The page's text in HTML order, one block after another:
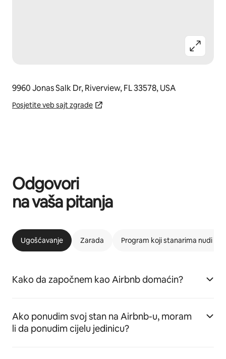
9960 Jonas Salk Dr, Riverview, FL 33578, USA
Posjetite veb sajt zgrade
Odgovori
na vaša pitanja
Ugošćavanje Zarada Program koji stanarima nudi
Kako da započnem kao Airbnb domaćin?
Ako ponudim svoj stan na Airbnb-u, moram
li da ponudim cijelu jedinicu?